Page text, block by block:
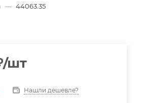
— 44063.35
/шт
Нашли дешевле?